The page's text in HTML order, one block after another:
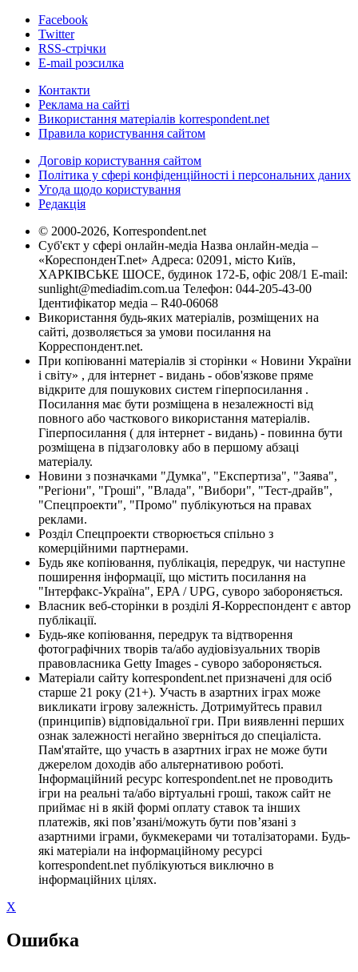
Facebook
Twitter
RSS-стрічки
E-mail розсилка
Контакти
Реклама на сайті
Використання матеріалів korrespondent.net
Правила користування сайтом
Договір користування сайтом
Політика у сфері конфіденційності і персональних даних
Угода щодо користування
Редакція
© 2000-2026, Korrespondent.net
Суб'єкт у сфері онлайн-медіа Назва онлайн-медіа –
«КореспонденТ.net» Адреса: 02091, місто Київ,
ХАРКІВСЬКЕ ШОСЕ, будинок 172-Б, офіс 208/1 E-mail:
sunlight@mediadim.com.ua Телефон: 044-205-43-00
Ідентифікатор медіа – R40-06068
Використання будь-яких матеріалів, розміщених на
сайті, дозволяється за умови посилання на
Корреспондент.net.
При копіюванні матеріалів зі сторінки « Новини України
і світу» , для інтернет - видань - обов'язкове пряме
відкрите для пошукових систем гіперпосилання .
Посилання має бути розміщена в незалежності від
повного або часткового використання матеріалів.
Гіперпосилання ( для інтернет - видань) - повинна бути
розміщена в підзаголовку або в першому абзаці
матеріалу.
Новини з позначками "Думка", "Експертиза", "Заява",
"Регіони", "Гроші", "Влада", "Вибори", "Тест-драйв",
"Спецпроекти", "Промо" публікуються на правах
реклами.
Розділ Спецпроекти створюється спільно з
комерційними партнерами.
Будь яке копіювання, публікація, передрук, чи наступне
поширення інформації, що містить посилання на
"Інтерфакс-Україна", EPA / UPG, суворо забороняється.
Власник веб-сторінки в розділі Я-Корреспондент є автор
публікації.
Будь-яке копіювання, передрук та відтворення
фотографічних творів та/або аудіовізуальних творів
правовласника Getty Images - суворо забороняється.
Матеріали сайту korrespondent.net призначені для осіб
старше 21 року (21+). Участь в азартних іграх може
викликати ігрову залежність. Дотримуйтесь правил
(принципів) відповідальної гри. При виявленні перших
ознак залежності негайно зверніться до спеціаліста.
Пам'ятайте, що участь в азартних іграх не може бути
джерелом доходів або альтернативою роботі.
Інформаційний ресурс korrespondent.net не проводить
ігри на реальні та/або віртуальні гроші, також сайт не
приймає ні в якій формі оплату ставок та інших
платежів, які пов’язані/можуть бути пов’язані з
азартними іграми, букмекерами чи тоталізаторами. Будь-
які матеріали на інформаційному ресурсі
korrespondent.net публікуються виключно в
інформаційних цілях.
X
Ошибка